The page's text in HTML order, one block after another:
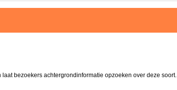
bezoekers achtergrondinformatie opzoeken over deze soort.